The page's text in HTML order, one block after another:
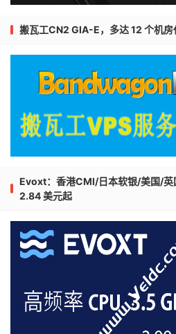
搬瓦工CN2 GIA-E，多达 12 个机房
Evoxt：香港CMI/日本软银/美国/英
2.84 美元起